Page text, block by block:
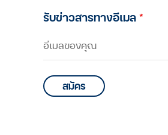
รับข่าวสารทางอีเมล*